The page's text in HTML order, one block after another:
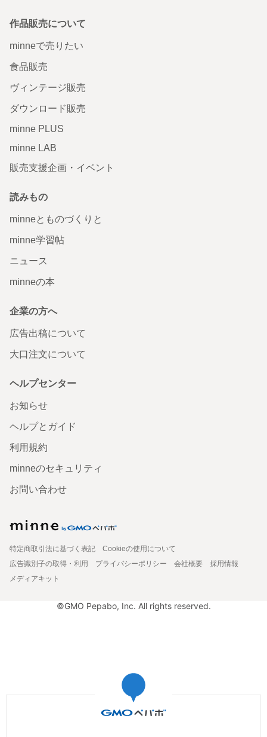
作品販売について
minneで売りたい
食品販売
ヴィンテージ販売
ダウンロード販売
minne PLUS
minne LAB
販売支援企画・イベント
読みもの
minneとものづくりと
minne学習帖
ニュース
minneの本
企業の方へ
広告出稿について
大口注文について
ヘルプセンター
お知らせ
ヘルプとガイド
利用規約
minneのセキュリティ
お問い合わせ
特定商取引法に基づく表記
Cookieの使用について
広告識別子の取得・利用
プライバシーポリシー 会社概要
採用情報
メディアキット
©GMO Pepabo, Inc. All rights reserved.